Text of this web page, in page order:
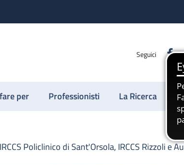
Seguici
per Professionisti La Ricerca
Policlinico di Sant'Orsola, IRCCS Rizzoli e